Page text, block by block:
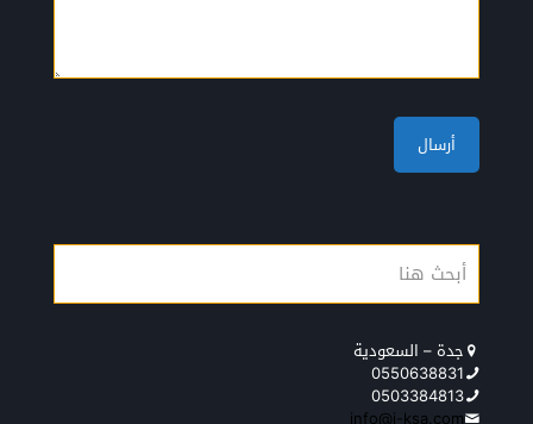
جدة – السعودية
0550638831
0503384813